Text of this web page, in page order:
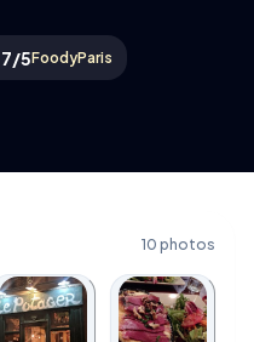
5FoodyParis
10 photos